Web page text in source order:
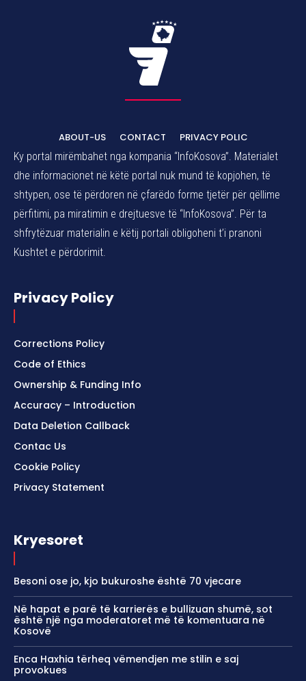
ABOUT-US CONTACT
PRIVACY POLIC
Ky portal mirëmbahet nga kompania “InfoKosova”. Materialet
dhe informacionet në këtë portal nuk mund të kopjohen, të
shtypen, ose të përdoren në çfarëdo forme tjetër për qëllime
përfitimi, pa miratimin e drejtuesve të “InfoKosova”. Për ta
shfrytëzuar materialin e këtij portali obligoheni t’i pranoni
Kushtet e përdorimit.
Privacy Policy
Corrections Policy
Code of Ethics
Ownership & Funding Info
Accuracy – Introduction
Data Deletion Callback
Contac Us
Cookie Policy
Privacy Statement
Kryesoret
Besoni ose jo, kjo bukuroshe është 70 vjecare
Në hapat e parë të karrierës e bullizuan shumë, sot
është një nga moderatoret më të komentuara në
Kosovë
Enca Haxhia tërheq vëmendjen me stilin e saj
provokues